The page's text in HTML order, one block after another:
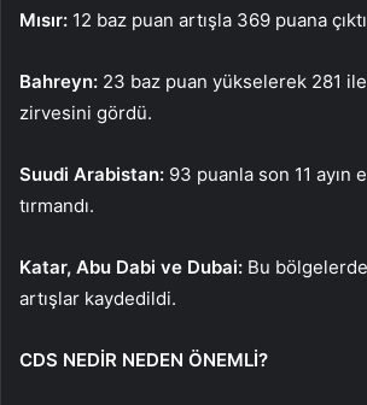
Mısır: 12 baz puan artışla 369 puana
Bahreyn: 23 baz puan yükselerek 281 ile
zirvesini gördü.
Suudi Arabistan: 93 puanla son 11 ayın
tırmandı.
Katar, Abu Dabi ve Dubai: Bu
artışlar kaydedildi.
CDS NEDİR NEDEN ÖNEMLİ?